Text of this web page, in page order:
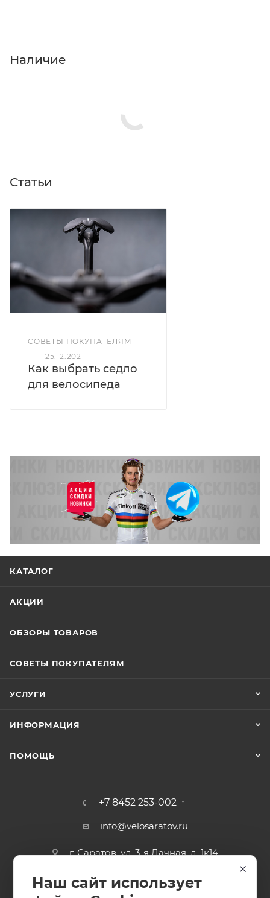
Наличие
Статьи
СОВЕТЫ ПОКУПАТЕЛЯМ
— 25.12.2021
Как выбрать седло
для велосипеда
КАТАЛОГ
АКЦИИ
ОБЗОРЫ ТОВАРОВ
СОВЕТЫ ПОКУПАТЕЛЯМ
УСЛУГИ
ИНФОРМАЦИЯ
ПОМОЩЬ
+7 8452 253-002
info@velosaratov.ru
г. Саратов, ул. 3-я Дачная, д. 1к14
Наш сайт использует